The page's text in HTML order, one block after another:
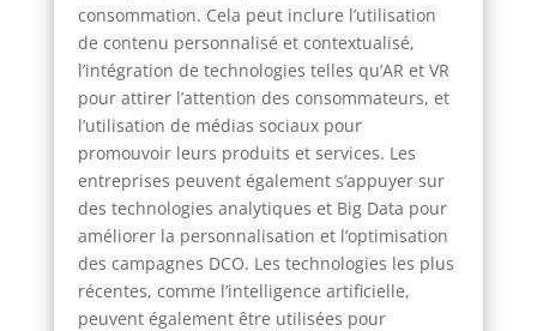
consommation. Cela peut inclure l’utilisation
de contenu personnalisé et contextualisé,
l’intégration de technologies telles qu’AR et VR
pour attirer l’attention des consommateurs, et
l’utilisation de médias sociaux pour
promouvoir leurs produits et services. Les
entreprises peuvent également s’appuyer sur
des technologies analytiques et Big Data pour
améliorer la personnalisation et l’optimisation
des campagnes DCO. Les technologies les plus
récentes, comme l’intelligence artificielle,
peuvent également être utilisées pour